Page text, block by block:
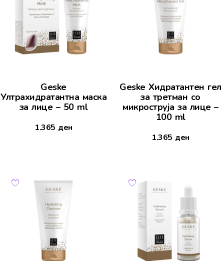
Geske
Ултрахидратантна маска
за лице – 50 ml
1.365 ден
Geske Хидратантен гел
за третман со
микроструја за лице –
100 ml
1.365 ден